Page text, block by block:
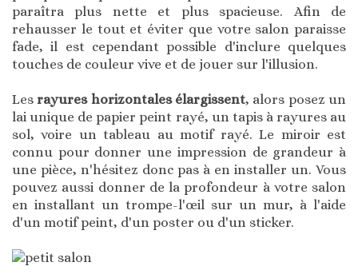
paraîtra plus nette et plus spacieuse. Afin de
rehausser le tout et éviter que votre salon paraisse
fade, il est cependant possible d'inclure quelques
touches de couleur vive et de jouer sur l'illusion.
Lesrayures horizontales élargissent, alors posez un
lai unique de papier peint rayé, un tapis à rayures au
sol, voire un tableau au motif rayé. Le miroir est
connu pour donner une impression de grandeur à
une pièce, n'hésitez donc pas à en installer un. Vous
pouvez aussi donner de la profondeur à votre salon
en installant un trompe-l'œil sur un mur, à l'aide
d'un motif peint, d'un poster ou d'un sticker.